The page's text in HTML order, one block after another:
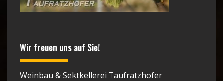
Wir freuen uns auf Sie!
Weinbau & Sektkellerei Taufratzhofer